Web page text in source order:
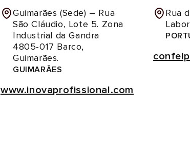
Guimarães (Sede) – Rua
São Cláudio, Lote 5. Zona
Industrial da Gandra
4805-017 Barco,
Guimarães.
GUIMARÃES
www.inovaprofissional.com
Rua